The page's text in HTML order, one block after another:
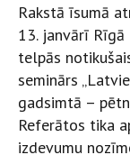
Rakstā īsumā
13. janvārī
telpās
seminārs
gadsimtā –
Referātos tika
izdevumu